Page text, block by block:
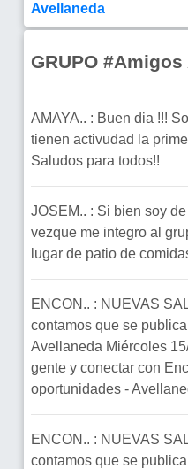
Avellaneda
GRUPO
AMAYA.. : Buen dia !!!
tienen activudad la
Saludos para todos!!
JOSEM.. : Si bien soy
vezque me integro al
lugar de patio de
ENCON.. : NUEVAS
contamos que se
Avellaneda Miércoles
gente y conectar con
oportunidades -
ENCON.. : NUEVAS
contamos que se